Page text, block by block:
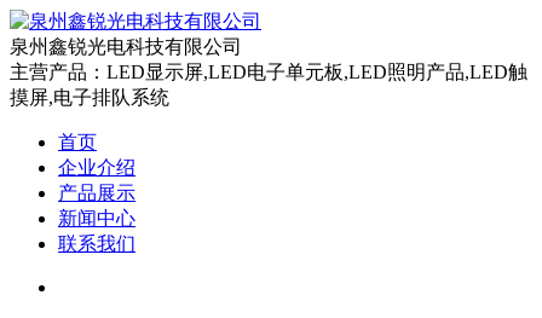
泉州鑫锐光电科技有限公司
主营产品：LED显示屏,LED电子单元板,LED照明产品,LED触
摸屏,电子排队系统
首页
企业介绍
产品展示
新闻中心
联系我们